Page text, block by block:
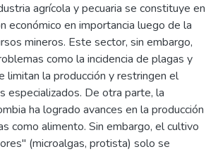
agrícola y pecuaria se constituye en
económico en importancia luego de la
mineros. Este sector, sin embargo,
como la incidencia de plagas y
limitan la producción y restringen el
especializados. De otra parte, la
ha logrado avances en la producción
como alimento. Sin embargo, el cultivo
(microalgas, protista) solo se